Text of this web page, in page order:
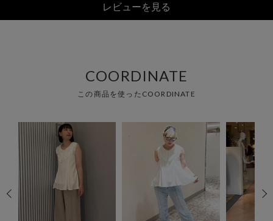
レビューを見る
COORDINATE
この商品を使ったCOORDINATE